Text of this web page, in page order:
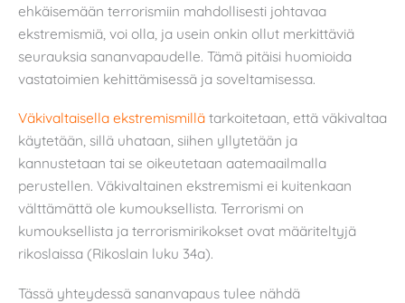
ehkäisemään terrorismiin mahdollisesti johtavaa
ekstremismiä, voi olla, ja usein onkin ollut merkittäviä
seurauksia sananvapaudelle. Tämä pitäisi huomioida
vastatoimien kehittämisessä ja soveltamisessa.
Väkivaltaisella ekstremismillä tarkoitetaan, että väkivaltaa
käytetään, sillä uhataan, siihen yllytetään ja
kannustetaan tai se oikeutetaan aatemaailmalla
perustellen. Väkivaltainen ekstremismi ei kuitenkaan
välttämättä ole kumouksellista. Terrorismi on
kumouksellista ja terrorismirikokset ovat määriteltyjä
rikoslaissa (Rikoslain luku 34a).
Tässä yhteydessä sananvapaus tulee nähdä